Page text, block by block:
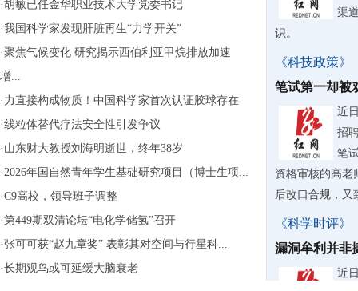
·胡敏已任金华职业技术大学党委书记
·我国科学家发现肝脏再生“力学开关”
·聚焦气候变化 研究揭示西伯利亚甲烷排放加速
增...
· 力直接构成物质！中国科学家首次认证胶球存在
·线粒体替代疗法安全性引发争议
· 山东财大教授刘海明逝世，终年38岁
·2026年国自然青年学生基础研究项目（博士生项...
·C9高校，领导班子调整
·第449期双清论坛“电化学储氢”召开
·张可可获“赵九章奖” 表彰其对空间与行星科...
·长期观鸟或可延缓大脑衰老
渠
识。
《科技政策》
笔试第一却被
近
招
笔
资格审核的高老
后改口合规，又
《科学时评》
漏洞牟利并非
近